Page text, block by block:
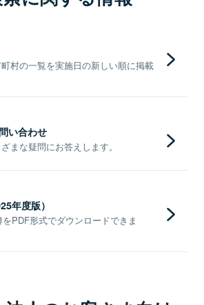
村の一覧を実施日の新しい順に掲載
い合わせ
まな疑問にお答えします。
年度版）
PDF形式でダウンロードできま